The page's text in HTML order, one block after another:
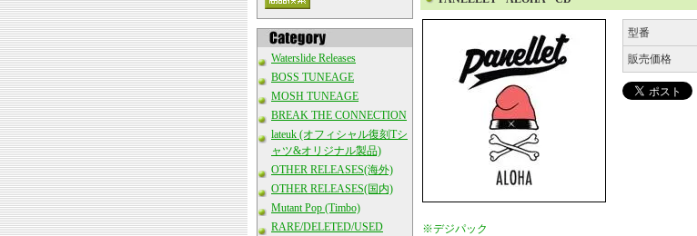
Waterslide Releases
BOSS TUNEAGE
MOSH TUNEAGE
BREAK THE CONNECTION
lateuk (オフィシャル復刻Tシ
ャツ&オリジナル製品)
OTHER RELEASES(海外)
OTHER RELEASES(国内)
Mutant Pop (Timbo)
RARE/DELETED/USED
型番
販売価格
※デジパック